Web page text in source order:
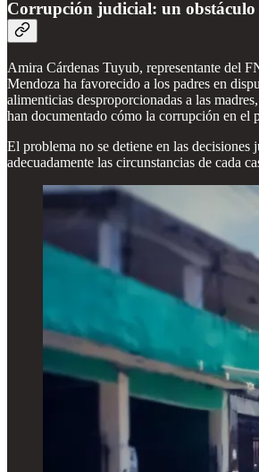
Corrupción judicial: un obstáculo
Amira Cárdenas Tuyub, representante del
Mendoza ha favorecido a los padres en
alimenticias desproporcionadas a las
han documentado cómo la corrupción en el
El problema no se detiene en las
adecuadamente las circunstancias de cada